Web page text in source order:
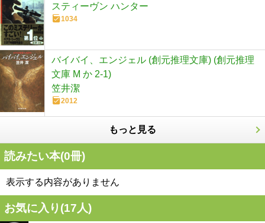
スティーヴン ハンター
1034
バイバイ、エンジェル (創元推理文庫) (創元推理
文庫 M か 2-1)
笠井潔
2012
もっと見る
読みたい本(0冊)
表示する内容がありません
お気に入り(17人)